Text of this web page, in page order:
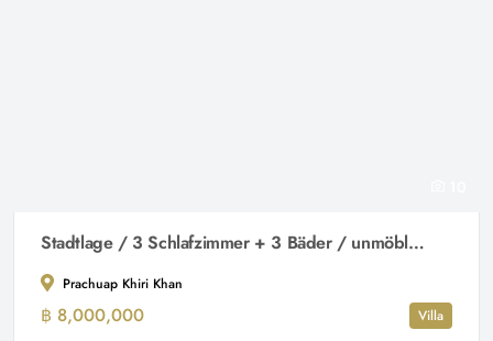
Stadtlage / 3 Schlafzimmer + 3 Bäder / unmöbliert
Prachuap Khiri Khan
฿ 8,000,000
Villa